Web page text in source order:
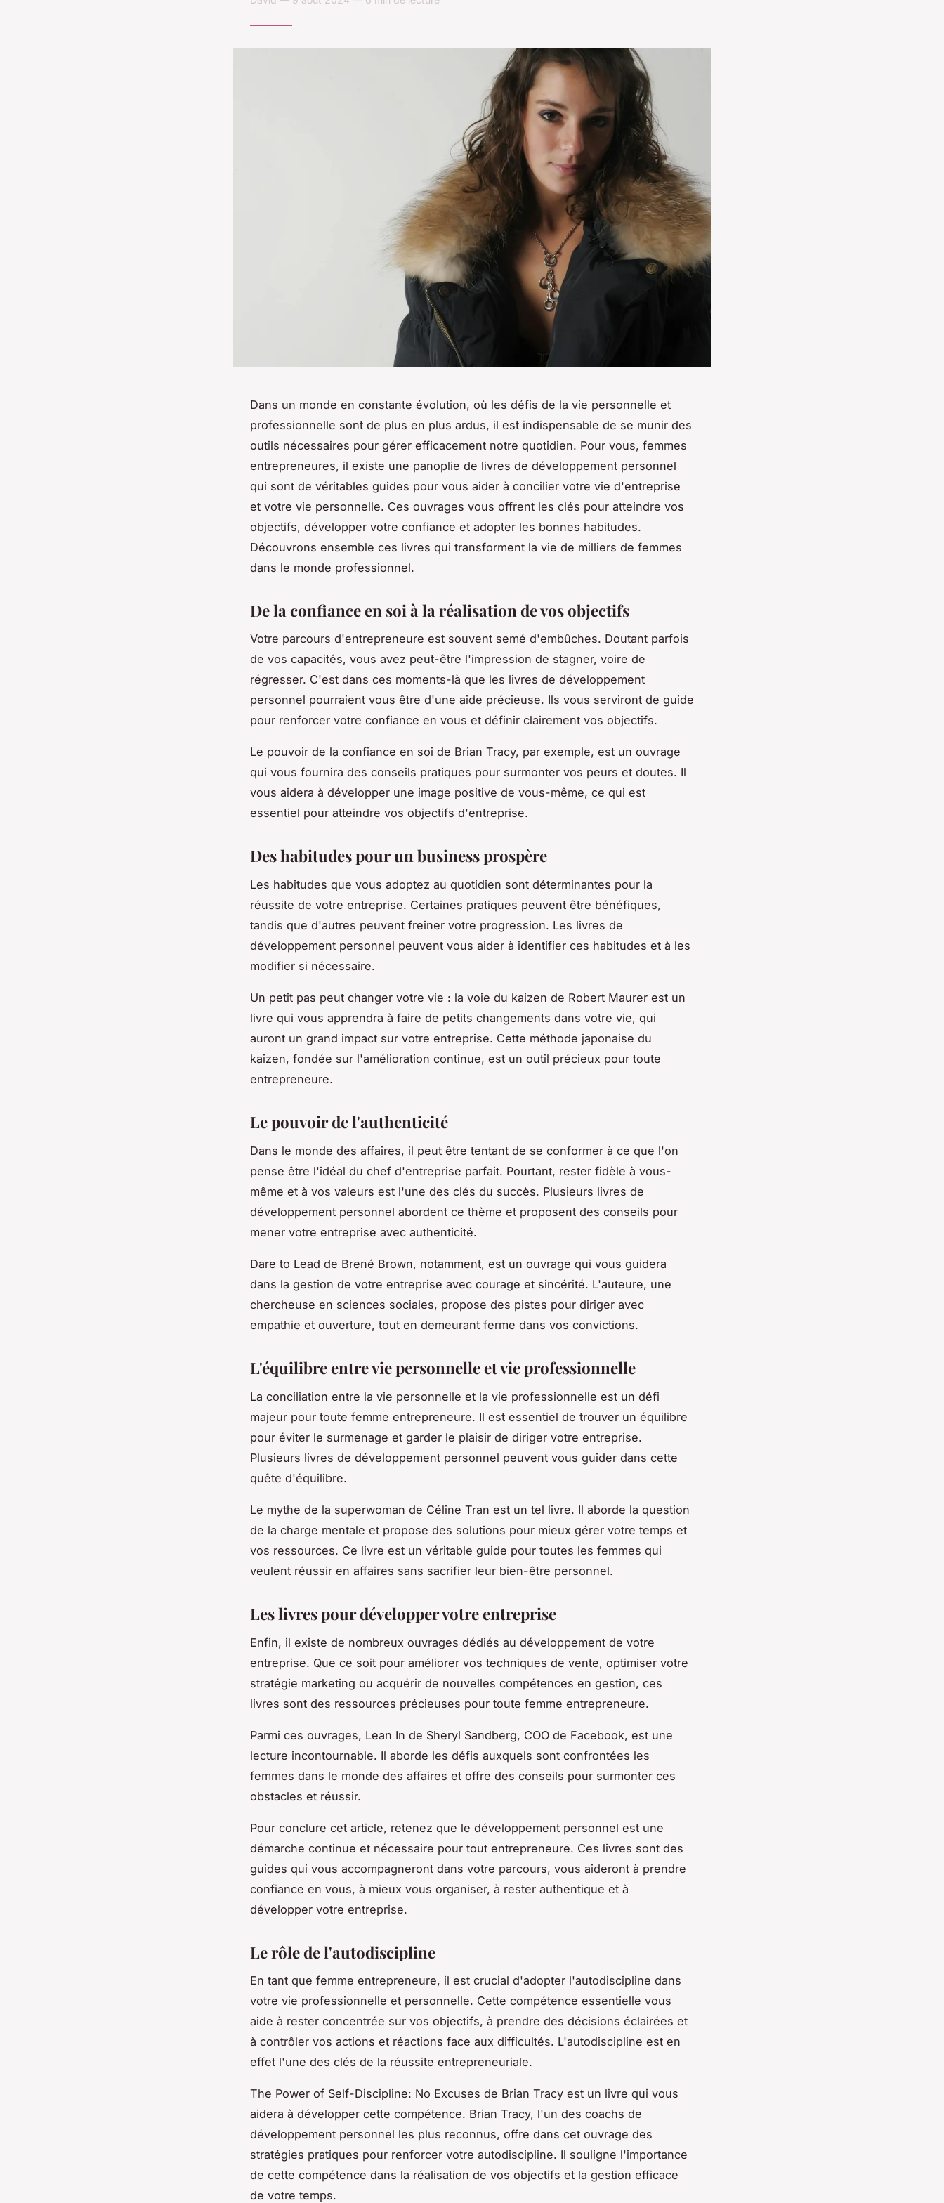
Dans un monde en constante évolution, où les défis de la vie personnelle et
professionnelle sont de plus en plus ardus, il est indispensable de se munir des
outils nécessaires pour gérer efficacement notre quotidien. Pour vous, femmes
entrepreneures, il existe une panoplie de livres de développement personnel
qui sont de véritables guides pour vous aider à concilier votre vie d'entreprise
et votre vie personnelle. Ces ouvrages vous offrent les clés pour atteindre vos
objectifs, développer votre confiance et adopter les bonnes habitudes.
Découvrons ensemble ces livres qui transforment la vie de milliers de femmes
dans le monde professionnel.
De la confiance en soi à la réalisation de vos objectifs
Votre parcours d'entrepreneure est souvent semé d'embûches. Doutant parfois
de vos capacités, vous avez peut-être l'impression de stagner, voire de
régresser. C'est dans ces moments-là que les livres de développement
personnel pourraient vous être d'une aide précieuse. Ils vous serviront de guide
pour renforcer votre confiance en vous et définir clairement vos objectifs.
Le pouvoir de la confiance en soi de Brian Tracy, par exemple, est un ouvrage
qui vous fournira des conseils pratiques pour surmonter vos peurs et doutes. Il
vous aidera à développer une image positive de vous-même, ce qui est
essentiel pour atteindre vos objectifs d'entreprise.
Des habitudes pour un business prospère
Les habitudes que vous adoptez au quotidien sont déterminantes pour la
réussite de votre entreprise. Certaines pratiques peuvent être bénéfiques,
tandis que d'autres peuvent freiner votre progression. Les livres de
développement personnel peuvent vous aider à identifier ces habitudes et à les
modifier si nécessaire.
Un petit pas peut changer votre vie : la voie du kaizen de Robert Maurer est un
livre qui vous apprendra à faire de petits changements dans votre vie, qui
auront un grand impact sur votre entreprise. Cette méthode japonaise du
kaizen, fondée sur l'amélioration continue, est un outil précieux pour toute
entrepreneure.
Le pouvoir de l'authenticité
Dans le monde des affaires, il peut être tentant de se conformer à ce que l'on
pense être l'idéal du chef d'entreprise parfait. Pourtant, rester fidèle à vous-
même et à vos valeurs est l'une des clés du succès. Plusieurs livres de
développement personnel abordent ce thème et proposent des conseils pour
mener votre entreprise avec authenticité.
Dare to Lead de Brené Brown, notamment, est un ouvrage qui vous guidera
dans la gestion de votre entreprise avec courage et sincérité. L'auteure, une
chercheuse en sciences sociales, propose des pistes pour diriger avec
empathie et ouverture, tout en demeurant ferme dans vos convictions.
L'équilibre entre vie personnelle et vie professionnelle
La conciliation entre la vie personnelle et la vie professionnelle est un défi
majeur pour toute femme entrepreneure. Il est essentiel de trouver un équilibre
pour éviter le surmenage et garder le plaisir de diriger votre entreprise.
Plusieurs livres de développement personnel peuvent vous guider dans cette
quête d'équilibre.
Le mythe de la superwoman de Céline Tran est un tel livre. Il aborde la question
de la charge mentale et propose des solutions pour mieux gérer votre temps et
vos ressources. Ce livre est un véritable guide pour toutes les femmes qui
veulent réussir en affaires sans sacrifier leur bien-être personnel.
Les livres pour développer votre entreprise
Enfin, il existe de nombreux ouvrages dédiés au développement de votre
entreprise. Que ce soit pour améliorer vos techniques de vente, optimiser votre
stratégie marketing ou acquérir de nouvelles compétences en gestion, ces
livres sont des ressources précieuses pour toute femme entrepreneure.
Parmi ces ouvrages, Lean In de Sheryl Sandberg, COO de Facebook, est une
lecture incontournable. Il aborde les défis auxquels sont confrontées les
femmes dans le monde des affaires et offre des conseils pour surmonter ces
obstacles et réussir.
Pour conclure cet article, retenez que le développement personnel est une
démarche continue et nécessaire pour tout entrepreneure. Ces livres sont des
guides qui vous accompagneront dans votre parcours, vous aideront à prendre
confiance en vous, à mieux vous organiser, à rester authentique et à
développer votre entreprise.
Le rôle de l'autodiscipline
En tant que femme entrepreneure, il est crucial d'adopter l'autodiscipline dans
votre vie professionnelle et personnelle. Cette compétence essentielle vous
aide à rester concentrée sur vos objectifs, à prendre des décisions éclairées et
à contrôler vos actions et réactions face aux difficultés. L'autodiscipline est en
effet l'une des clés de la réussite entrepreneuriale.
The Power of Self-Discipline: No Excuses de Brian Tracy est un livre qui vous
aidera à développer cette compétence. Brian Tracy, l'un des coachs de
développement personnel les plus reconnus, offre dans cet ouvrage des
stratégies pratiques pour renforcer votre autodiscipline. Il souligne l'importance
de cette compétence dans la réalisation de vos objectifs et la gestion efficace
de votre temps.